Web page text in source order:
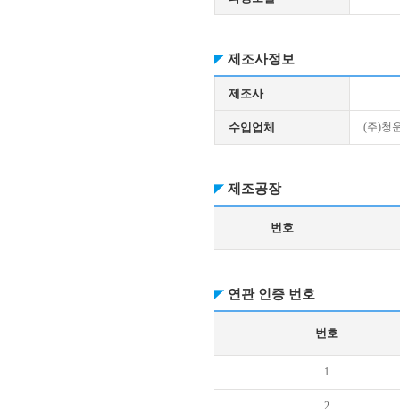
제조사정보
제조사
수입업체 (주)청
제조공장
번호
연관 인증 번호
번호
1
2